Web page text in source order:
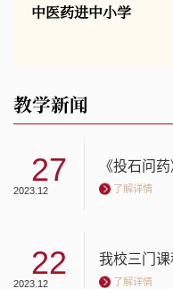
中医药进中小学
教学新闻
27
2023.12 了解详情
22
2023.12 了解详情